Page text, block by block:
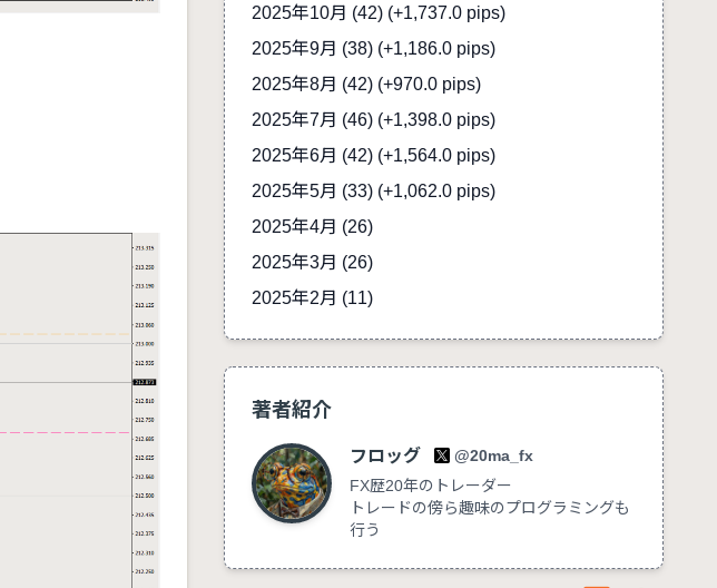
2025年10月 (42) (+1,737.0 pips)
2025年9月 (38) (+1,186.0 pips)
2025年8月 (42) (+970.0 pips)
2025年7月 (46) (+1,398.0 pips)
2025年6月 (42) (+1,564.0 pips)
2025年5月 (33) (+1,062.0 pips)
2025年4月 (26)
2025年3月 (26)
2025年2月 (11)
著者紹介
フロッグ
@20ma_fx
FX歴20年のトレーダー
トレードの傍ら趣味のプログラミングも
行う